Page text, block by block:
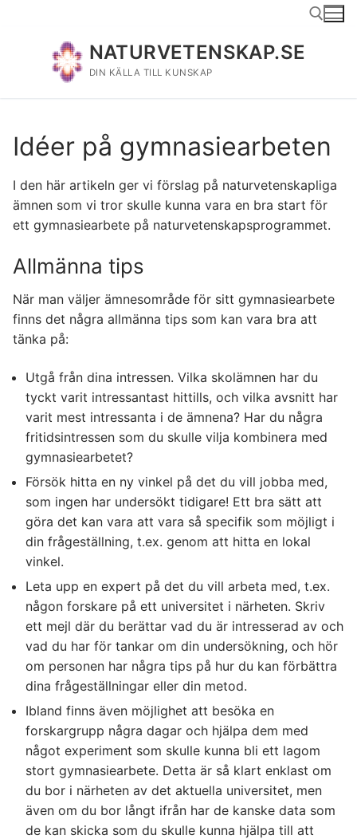
Sök:
NATURVETENSKAP.SE
DIN KÄLLA TILL KUNSKAP
Idéer på gymnasiearbeten
I den här artikeln ger vi förslag på naturvetenskapliga
ämnen som vi tror skulle kunna vara en bra start för
ett gymnasiearbete på naturvetenskapsprogrammet.
Allmänna tips
När man väljer ämnesområde för sitt gymnasiearbete
finns det några allmänna tips som kan vara bra att
tänka på:
Utgå från dina intressen. Vilka skolämnen har du
tyckt varit intressantast hittills, och vilka avsnitt har
varit mest intressanta i de ämnena? Har du några
fritidsintressen som du skulle vilja kombinera med
gymnasiearbetet?
Försök hitta en ny vinkel på det du vill jobba med,
som ingen har undersökt tidigare! Ett bra sätt att
göra det kan vara att vara så specifik som möjligt i
din frågeställning, t.ex. genom att hitta en lokal
vinkel.
Leta upp en expert på det du vill arbeta med, t.ex.
någon forskare på ett universitet i närheten. Skriv
ett mejl där du berättar vad du är intresserad av och
vad du har för tankar om din undersökning, och hör
om personen har några tips på hur du kan förbättra
dina frågeställningar eller din metod.
Ibland finns även möjlighet att besöka en
forskargrupp några dagar och hjälpa dem med
något experiment som skulle kunna bli ett lagom
stort gymnasiearbete. Detta är så klart enklast om
du bor i närheten av det aktuella universitet, men
även om du bor långt ifrån har de kanske data som
de kan skicka som du skulle kunna hjälpa till att